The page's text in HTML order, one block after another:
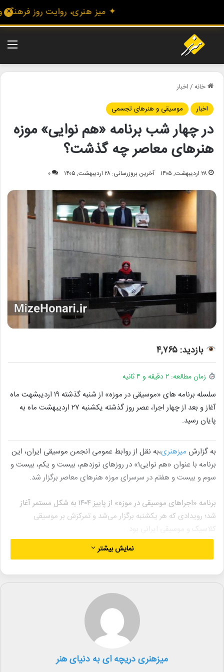
خانه/اخبار
اخبار
موسیقی و هنرهای تجسمی
در چهار شب برنامه «هم نوایی» موزه
هنرهای معاصر چه گذشت؟
۲۸ اردیبهشت, ۱۴۰۵ آخرین بروزرسانی: ۲۸ اردیبهشت, ۱۴۰۵ ۰
بازدید: ۴,۷۶۵
زمان مطالعه: ۲ دقیقه و ۴ ثانیه
سلسله برنامه های «موسیقی در موزه» از شنبه گذشته ۱۹ اردیبشهت ماه
آغاز و بعد از چهار اجرا، عصر روز گذشته یکشنبه ۲۷ اردیبهشت ماه به
پایان رسید.
به گزارش میزهنری،به نقل از روابط عمومی انجمن موسیقی ایران، این
برنامه با عنوان «هم نوایی۱» در روزهای نوزدهم، بیست و یکم، بیست و
سوم و بیست و هفتم در سرسرای موزه هنرهای معاصر برگزار شد.
برنامه «اجراهای موسیقی در موزه» از پاییز ۱۴۰۴ به شکل مستمر آغاز
شد؛ رویدادی که هر یکشنبه برگزار می‌شد و تمرکزش بر موسیقی
کلاسیک و موسیقی ایرانی بود.
این روند اما در زمستان سال گذشته، همزمان با اتفاقات و شرایط جنگ،
«همنوایی» از سر گرفته شده؛ برنامه‌ای که همزمان با برگزاری نمایشگاه
«هنر و جنگ» در موزه، این بار تمرکز خود را بر موسیقی ایرانی گذاشته
«همنوایی» در دور جدید خود در چهار نوبت برگزار شد و اجراهای
دوشنبه و چهارشنبه آن به برگزیدگان جشنواره موسیقی جوان اختصاص
داشت؛ نوازندگانی از میان نفرات اول و دوم چند سال اخیر جشنواره که
نمایش بیشتر
میزهنری دریچه ای به دنیای هنر
✕
✦ میز هنری، روایت روز فرهنگ و